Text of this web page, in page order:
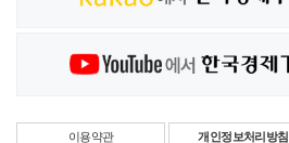
이용약관 개인정보처리방침